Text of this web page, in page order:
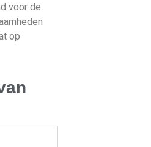
voor de
op